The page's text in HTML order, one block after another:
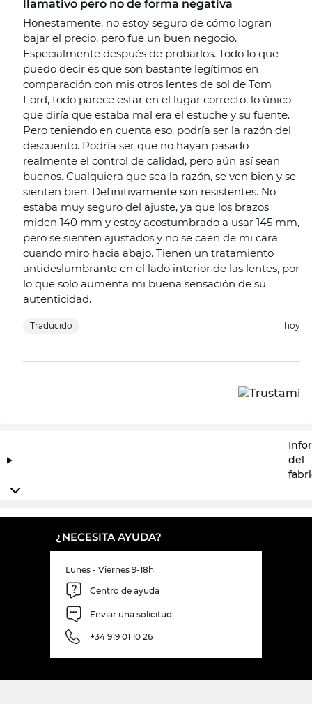
llamativo pero no de forma negativa
Honestamente, no estoy seguro de cómo logran
bajar el precio, pero fue un buen negocio.
Especialmente después de probarlos. Todo lo que
puedo decir es que son bastante legítimos en
comparación con mis otros lentes de sol de Tom
Ford, todo parece estar en el lugar correcto, lo único
que diría que estaba mal era el estuche y su fuente.
Pero teniendo en cuenta eso, podría ser la razón del
descuento. Podría ser que no hayan pasado
realmente el control de calidad, pero aún así sean
buenos. Cualquiera que sea la razón, se ven bien y se
sienten bien. Definitivamente son resistentes. No
estaba muy seguro del ajuste, ya que los brazos
miden 140 mm y estoy acostumbrado a usar 145 mm,
pero se sienten ajustados y no se caen de mi cara
cuando miro hacia abajo. Tienen un tratamiento
antideslumbrante en el lado interior de las lentes, por
lo que solo aumenta mi buena sensación de su
autenticidad.
Traducido hoy
del
¿NECESITA AYUDA?
Lunes - Viernes 9-18h
Centro de ayuda
Enviar una solicitud
+34 919 01 10 26